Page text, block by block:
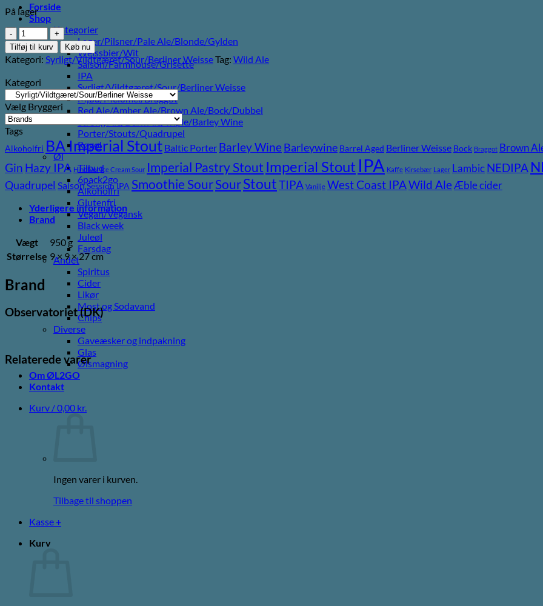
Forside
Shop
Kategorier
Lager/Pilsner/Pale Ale/Blonde/Gylden
Weissbier/Wit
Saison/Farmhouse/Grisette
IPA
Syrligt/Vildtgæret/Sour/Berliner Weisse
Mjød/Melomel/Braggot
Red Ale/Amber Ale/Brown Ale/Bock/Dubbel
Strong Ale/Dark Ale/Triple/Barley Wine
Porter/Stouts/Quadrupel
Røgøl
Øl
Tilbud
6pack2go
Alkoholfri
Glutenfri
Vegan/Vegansk
Black week
Juleøl
Farsdag
Andet
Spiritus
Cider
Likør
Most og Sodavand
Chips
Diverse
Gaveæsker og indpakning
Glas
Ølsmagning
Om ØL2GO
Kontakt
Kurv /0,00 kr.
Ingen varer i kurven.
Tilbage til shoppen
Kasse +
Kurv
På lager
Observatoriet
Avalon
antal
Tilføj til kurv Køb nu
Kategori: Syrligt/Vildtgæret/Sour/Berliner WeisseTag: Wild Ale
Kategori
Vælg Bryggeri
Tags
Alkoholfri BA Imperial Stout Baltic Porter Barley Wine Barleywine Barrel Aged Berliner Weisse Bock Braggot Brown
Gin Hazy IPA Hindbær Ice Cream Sour Imperial Pastry Stout Imperial Stout IPA Kaffe Kirsebær Lager LambicNEDIPA
Quadrupel SaisonSession IPA Smoothie SourSourStoutTIPA Vanilje West Coast IPAWild AleÆble cider
Yderligere information
Brand
Vægt
950 g
Størrelse 9 × 9 × 27 cm
Brand
Observatoriet (DK)
Relaterede varer